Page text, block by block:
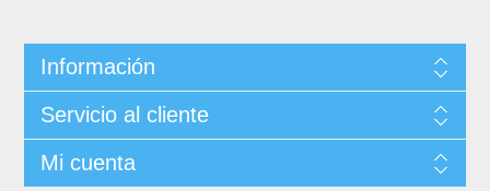
Información
Servicio al cliente
Mi cuenta